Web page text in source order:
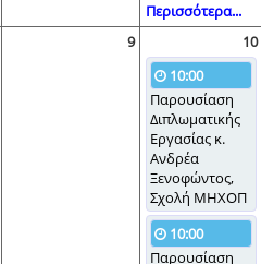
Περισσότερα...
9
10
10:00
Παρουσίαση
Διπλωματικής
Εργασίας κ.
Ανδρέα
Ξενοφώντος,
Σχολή ΜΗΧΟΠ
10:00
Παρουσίαση